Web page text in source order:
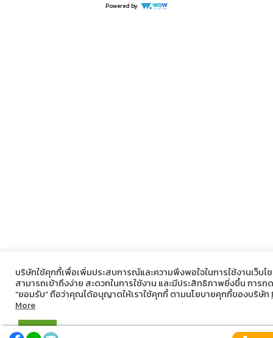
บริษัทใช้คุกกี้เพื่อเพิ่มประสบการณ์และความพึงพอใจในการใช้งานเว็บไ
สามารถเข้าถึงง่าย สะดวกในการใช้งาน และมีประสิทธิภาพยิ่งขึ้น การกด
“ยอมรับ” ถือว่าคุณได้อนุญาตให้เราใช้คุกกี้ ตามนโยบายคุกกี้ของบริษัท
More
ยอมรับ
Powered by